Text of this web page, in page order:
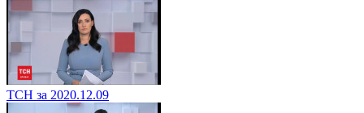
ТСН за 2020.12.09